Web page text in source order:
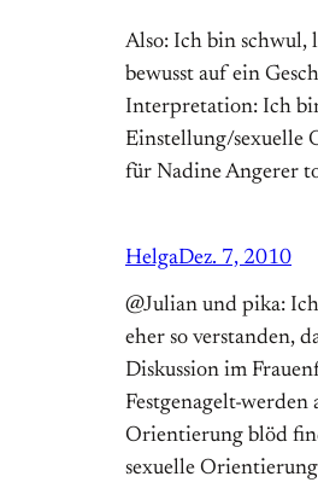
Also: Ich bin schwul,
bewusst auf ein
Interpretation: Ich
Einstellung/sexuelle
für Nadine Angerer
HelgaDez. 7, 2010
@Julian und pika:
eher so verstanden,
Diskussion im
Festgenagelt-werden
Orientierung blöd
sexuelle